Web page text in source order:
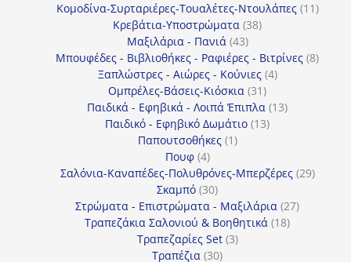
προϊόν
Κομοδίνα-Συρταριέρες-Τουαλέτες-Ντουλάπες 1111
Κρεβάτια-Υποστρώματα 3838
Μαξιλάρια - Πανιά 4343
προϊόντα
Μπουφέδες - Βιβλιοθήκες - Ραφιέρες - Βιτρίνες 88
Ξαπλώστρες - Αιώρες - Κούνιες 44
Ομπρέλες-Βάσεις-Κιόσκια 3131
προϊόντα
Παιδικά - Εφηβικά - Λοιπά Έπιπλα 1313
Παιδικό - Εφηβικό Δωμάτιο 1313
Παπουτσοθήκες 11
Πουφ 44
προϊόντα
Σαλόνια-Καναπέδες-Πολυθρόνες-Μπερζέρες 2929
Σκαμπό 3030
προϊόντα
Στρώματα - Επιστρώματα - Μαξιλάρια 2727
Τραπεζάκια Σαλονιού & Βοηθητικά 1818
Τραπεζαρίες Set 33
Τραπέζια 3030